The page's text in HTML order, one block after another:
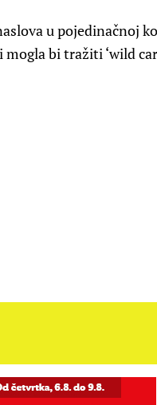
u pojedinačnoj
bi tražiti ‘wild